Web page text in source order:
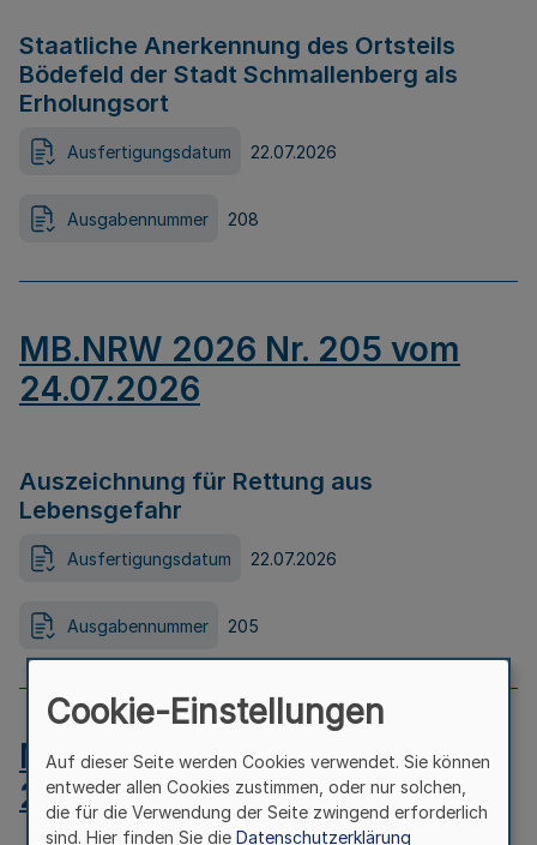
Staatliche Anerkennung des Ortsteils
Bödefeld der Stadt Schmallenberg als
Erholungsort
Ausfertigungsdatum 22.07.2026
Ausgabennummer 208
MB.NRW 2026 Nr. 205 vom
24.07.2026
Auszeichnung für Rettung aus
Lebensgefahr
Ausfertigungsdatum 22.07.2026
Ausgabennummer 205
MB.NRW 2026 Nr. 204 vom
24.07.2026
Cookie-Einstellungen
Auf dieser Seite werden Cookies verwendet. Sie können
entweder allen Cookies zustimmen, oder nur solchen,
die für die Verwendung der Seite zwingend erforderlich
sind. Hier finden Sie die Datenschutzerklärung